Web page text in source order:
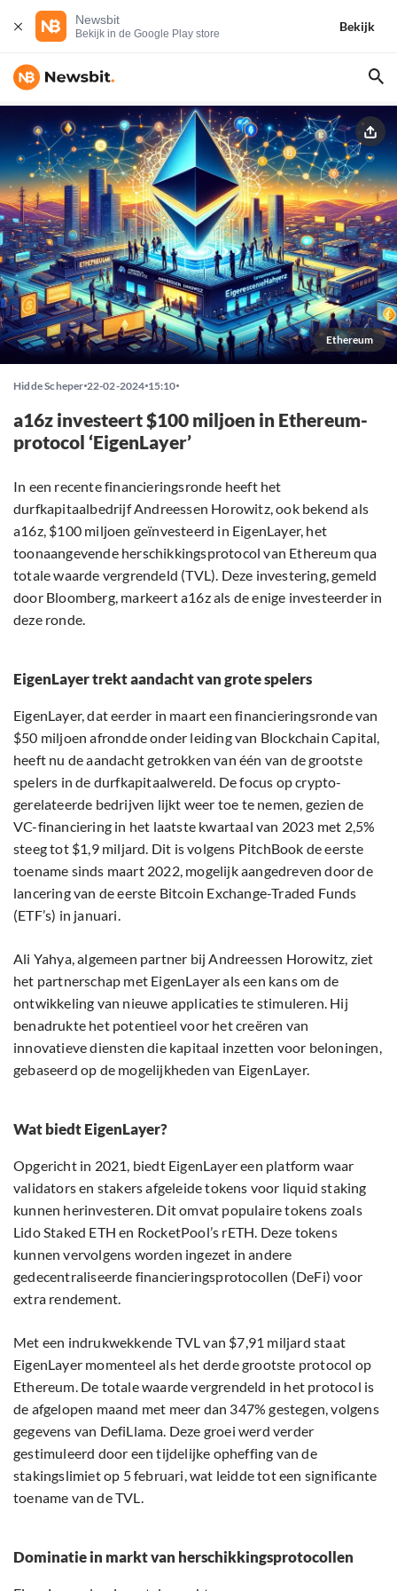
Newsbit
Bekijk in de Google Play store
Bekijk
Ethereum
Hidde Scheper 22-02-2024 15:10
a16z investeert $100 miljoen in Ethereum-
protocol ‘EigenLayer’
In een recente financieringsronde heeft het
durfkapitaalbedrijf Andreessen Horowitz, ook bekend als
a16z, $100 miljoen geïnvesteerd in EigenLayer, het
toonaangevende herschikkingsprotocol van Ethereum qua
totale waarde vergrendeld (TVL). Deze investering, gemeld
door Bloomberg, markeert a16z als de enige investeerder in
deze ronde.
EigenLayer trekt aandacht van grote spelers
EigenLayer, dat eerder in maart een financieringsronde van
$50 miljoen afrondde onder leiding van Blockchain Capital,
heeft nu de aandacht getrokken van één van de grootste
spelers in de durfkapitaalwereld. De focus op crypto-
gerelateerde bedrijven lijkt weer toe te nemen, gezien de
VC-financiering in het laatste kwartaal van 2023 met 2,5%
steeg tot $1,9 miljard. Dit is volgens PitchBook de eerste
toename sinds maart 2022, mogelijk aangedreven door de
lancering van de eerste Bitcoin Exchange-Traded Funds
(ETF’s) in januari.
Ali Yahya, algemeen partner bij Andreessen Horowitz, ziet
het partnerschap met EigenLayer als een kans om de
ontwikkeling van nieuwe applicaties te stimuleren. Hij
benadrukte het potentieel voor het creëren van
innovatieve diensten die kapitaal inzetten voor beloningen,
gebaseerd op de mogelijkheden van EigenLayer.
Wat biedt EigenLayer?
Opgericht in 2021, biedt EigenLayer een platform waar
validators en stakers afgeleide tokens voor liquid staking
kunnen herinvesteren. Dit omvat populaire tokens zoals
Lido Staked ETH en RocketPool’s rETH. Deze tokens
kunnen vervolgens worden ingezet in andere
gedecentraliseerde financieringsprotocollen (DeFi) voor
extra rendement.
Met een indrukwekkende TVL van $7,91 miljard staat
EigenLayer momenteel als het derde grootste protocol op
Ethereum. De totale waarde vergrendeld in het protocol is
de afgelopen maand met meer dan 347% gestegen, volgens
gegevens van DefiLlama. Deze groei werd verder
gestimuleerd door een tijdelijke opheffing van de
stakingslimiet op 5 februari, wat leidde tot een significante
toename van de TVL.
Dominatie in markt van herschikkingsprotocollen